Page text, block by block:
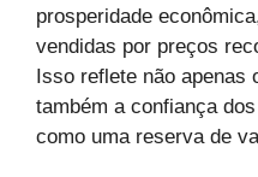
prosperidade
vendidas por preços
Isso reflete não apenas
também a confiança
como uma reserva de